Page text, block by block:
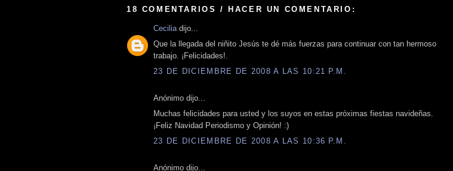
18 COMENTARIOS / HACER UN COMENTARIO:
Cecilia dijo...
Que la llegada del niñito Jesús te dé más fuerzas para continuar con tan hermoso
trabajo. ¡Felicidades!.
23 DE DICIEMBRE DE 2008 A LAS 10:21 P.M.
Anónimo dijo...
Muchas felicidades para usted y los suyos en estas próximas fiestas navideñas.
¡Feliz Navidad Periodismo y Opinión! :)
23 DE DICIEMBRE DE 2008 A LAS 10:36 P.M.
Anónimo dijo...